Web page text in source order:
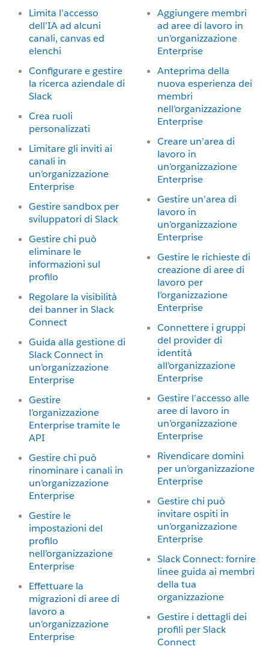
Limita l’accesso
dell’IA ad alcuni
canali, canvas ed
elenchi
Configurare e gestire
la ricerca aziendale di
Slack
Crea ruoli
personalizzati
Limitare gli inviti ai
canali in
un’organizzazione
Enterprise
Gestire sandbox per
sviluppatori di Slack
Gestire chi può
eliminare le
informazioni sul
profilo
Regolare la visibilità
dei banner in Slack
Connect
Guida alla gestione di
Slack Connect in
un’organizzazione
Enterprise
Gestire
l’organizzazione
Enterprise tramite le
API
Gestire chi può
rinominare i canali in
un’organizzazione
Enterprise
Gestire le
impostazioni del
profilo
nell’organizzazione
Enterprise
Effettuare la
migrazioni di aree di
lavoro a
un’organizzazione
Enterprise
Aggiungere membri
ad aree di lavoro in
un’organizzazione
Enterprise
Anteprima della
nuova esperienza dei
membri
nell’organizzazione
Enterprise
Creare un’area di
lavoro in
un’organizzazione
Enterprise
Gestire un’area di
lavoro in
un’organizzazione
Enterprise
Gestire le richieste di
creazione di aree di
lavoro per
l’organizzazione
Enterprise
Connettere i gruppi
del provider di
identità
all’organizzazione
Enterprise
Gestire l’accesso alle
aree di lavoro in
un’organizzazione
Enterprise
Rivendicare domini
per un’organizzazione
Enterprise
Gestire chi può
invitare ospiti in
un’organizzazione
Enterprise
Slack Connect: fornire
linee guida ai membri
della tua
organizzazione
Gestire i dettagli dei
profili per Slack
Connect